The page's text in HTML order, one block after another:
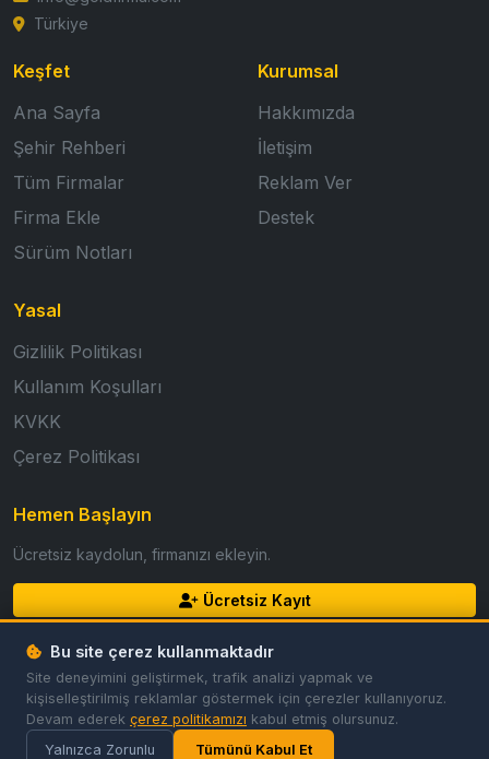
Türkiye
Keşfet
Ana Sayfa
Şehir Rehberi
Tüm Firmalar
Firma Ekle
Sürüm Notları
Kurumsal
Hakkımızda
İletişim
Reklam Ver
Destek
Yasal
Gizlilik Politikası
Kullanım Koşulları
KVKK
Çerez Politikası
Hemen Başlayın
Ücretsiz kaydolun, firmanızı ekleyin.
Ücretsiz Kayıt
Giriş Yap
© 2026 GoldFirma. Tüm hakları saklıdır.
GizlilikKoşullarÇerezler Çerez Tercihleri
Bu site çerez kullanmaktadır
Site deneyimini geliştirmek, trafik analizi yapmak ve
kişiselleştirilmiş reklamlar göstermek için çerezler kullanıyoruz.
Devam ederek çerez politikamızı kabul etmiş olursunuz.
Yalnızca Zorunlu
Tümünü Kabul Et